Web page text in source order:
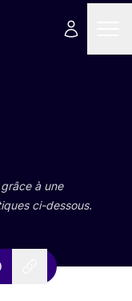
à une
ci-dessous.